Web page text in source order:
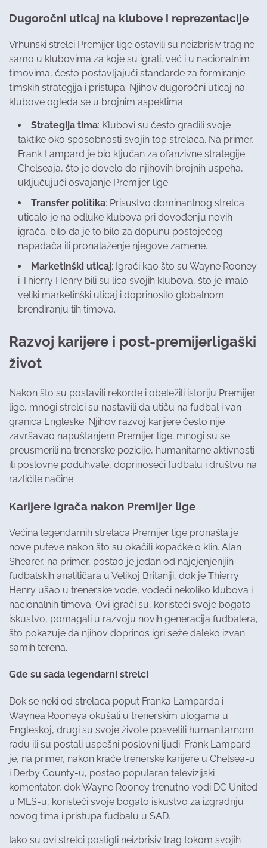
Dugoročni uticaj na klubove i reprezentacije
Vrhunski strelci Premijer lige ostavili su neizbrisiv trag ne
samo u klubovima za koje su igrali, već i u nacionalnim
timovima, često postavljajući standarde za formiranje
timskih strategija i pristupa. Njihov dugoročni uticaj na
klubove ogleda se u brojnim aspektima:
Strategija tima: Klubovi su često gradili svoje
taktike oko sposobnosti svojih top strelaca. Na primer,
Frank Lampard je bio ključan za ofanzivne strategije
Chelseaja, što je dovelo do njihovih brojnih uspeha,
uključujući osvajanje Premijer lige.
Transfer politika: Prisustvo dominantnog strelca
uticalo je na odluke klubova pri dovođenju novih
igrača, bilo da je to bilo za dopunu postojećeg
napadača ili pronalaženje njegove zamene.
Marketinški uticaj: Igrači kao što su Wayne Rooney
i Thierry Henry bili su lica svojih klubova, što je imalo
veliki marketinški uticaj i doprinosilo globalnom
brendiranju tih timova.
Razvoj karijere i post-premijerligaški
život
Nakon što su postavili rekorde i obeležili istoriju Premijer
lige, mnogi strelci su nastavili da utiču na fudbal i van
granica Engleske. Njihov razvoj karijere često nije
završavao napuštanjem Premijer lige; mnogi su se
preusmerili na trenerske pozicije, humanitarne aktivnosti
ili poslovne poduhvate, doprinoseći fudbalu i društvu na
različite načine.
Karijere igrača nakon Premijer lige
Većina legendarnih strelaca Premijer lige pronašla je
nove puteve nakon što su okačili kopačke o klin. Alan
Shearer, na primer, postao je jedan od najcjenjenijih
fudbalskih analitičara u Velikoj Britaniji, dok je Thierry
Henry ušao u trenerske vode, vodeći nekoliko klubova i
nacionalnih timova. Ovi igrači su, koristeći svoje bogato
iskustvo, pomagali u razvoju novih generacija fudbalera,
što pokazuje da njihov doprinos igri seže daleko izvan
samih terena.
Gde su sada legendarni strelci
Dok se neki od strelaca poput Franka Lamparda i
Waynea Rooneya okušali u trenerskim ulogama u
Engleskoj, drugi su svoje živote posvetili humanitarnom
radu ili su postali uspešni poslovni ljudi. Frank Lampard
je, na primer, nakon kraće trenerske karijere u Chelsea-u
i Derby County-u, postao popularan televizijski
komentator, dok Wayne Rooney trenutno vodi DC United
u MLS-u, koristeći svoje bogato iskustvo za izgradnju
novog tima i pristupa fudbalu u SAD.
Iako su ovi strelci postigli neizbrisiv trag tokom svojih